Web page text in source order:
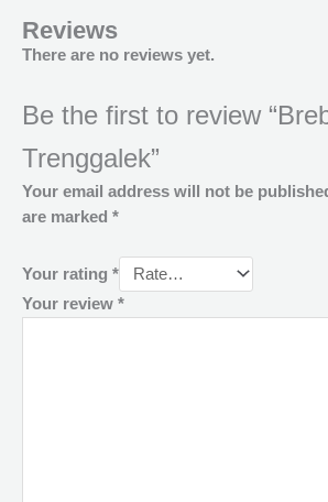
Reviews
There are no reviews yet.
Be the first to review
Trenggalek”
Your email address will not be
are marked *
Your rating *
Your review *